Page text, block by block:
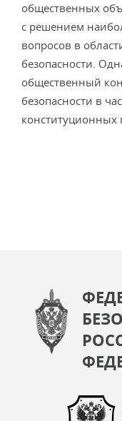
общественных
с решением
вопросов в
безопасности.
общественный
безопасности в
конституционных